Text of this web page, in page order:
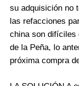
su adquisición no
las refacciones
china son difíciles
de la Peña, lo
próxima compra